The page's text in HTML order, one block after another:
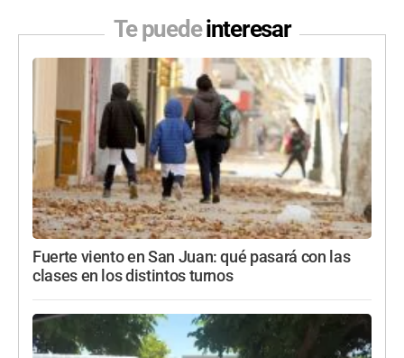
Te puedeinteresar
Fuerte viento en San Juan: qué pasará con las
clases en los distintos turnos